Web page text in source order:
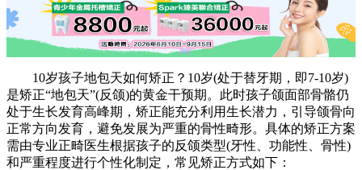
10岁孩子地包天如何矫正？10岁(处于替牙期，即7-10岁)
是矫正“地包天”(反颌)的黄金干预期。此时孩子颌面部骨骼仍
处于生长发育高峰期，矫正能充分利用生长潜力，引导颌骨向
正常方向发育，避免发展为严重的骨性畸形。具体的矫正方案
需由专业正畸医生根据孩子的反颌类型(牙性、功能性、骨性)
和严重程度进行个性化制定，常见矫正方式如下：